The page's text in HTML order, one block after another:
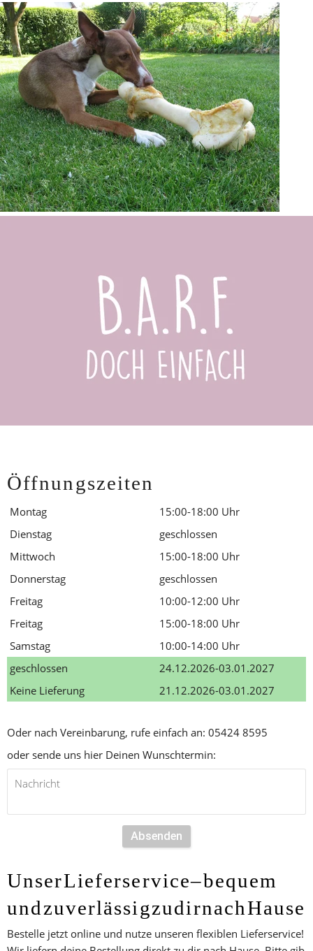
Öffnungszeiten
Montag
15:00-18:00 Uhr
Dienstag
geschlossen
Mittwoch
15:00-18:00 Uhr
Donnerstag
geschlossen
Freitag
10:00-12:00 Uhr
Freitag
15:00-18:00 Uhr
Samstag
10:00-14:00 Uhr
geschlossen
24.12.2026-03.01.2027
Keine Lieferung
21.12.2026-03.01.2027
Oder nach Vereinbarung, rufe einfach an: 05424 8595
oder sende uns hier Deinen Wunschtermin:
Absenden
Unser Lieferservice – bequem
und zuverlässig zu dir nach Hause
Bestelle jetzt online und nutze unseren flexiblen Lieferservice!